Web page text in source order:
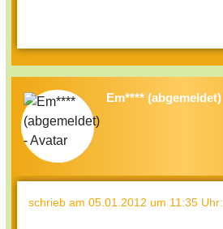
Em**** (abgemeldet)
schrieb am 05.01.2012 um 11:35 Uhr: